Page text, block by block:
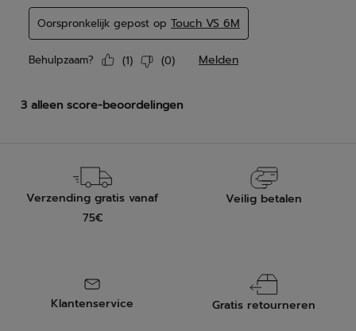
Verzending gratis vanaf
75€
Veilig betalen
Klantenservice Gratis retourneren